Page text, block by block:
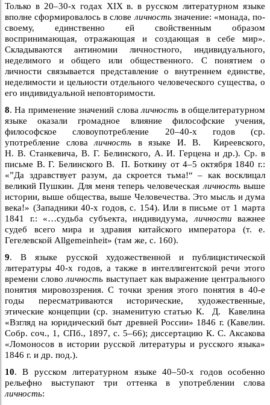
Только в 20–30-х годах XIX в. в русском литературном языке
вполне сформировалось в слове личностьзначение: «монада, по-
своему, единственно ей свойственным образом
воспринимающая, отражающая и создающая в себе мир».
Складываются антиномии личностного, индивидуального,
неделимого и общего или общественного. С понятием о
личности связывается представление о внутреннем единстве,
неделимости и цельности отдельного человеческого существа, о
его индивидуальной неповторимости.
8. На применение значений словаличность в общелитературном
языке оказали громадное влияние философские учения,
философское словоупотребление 20–40-х годов (ср.
употребление слова личность в языке И. В. Киреевского,
Н. В. Станкевича, В. Г. Белинского, А. И. Герцена и др.). Ср. в
письме В. Г. Белинского В. П. Боткину от 4–5 октября 1840 г.:
«”Да здравствует разум, да скроется тьма!“ – как восклицал
великий Пушкин. Для меня теперь человеческая личностьвыше
истории, выше общества, выше Человечества. Это мысль и дума
века!» (Западники 40-х годов, с. 154). Или в письме от 1 марта
1841 г.: «…судьба субъекта, индивидуума, личности важнее
судеб всего мира и здравия китайского императора (т. е.
Гегелевской Allgemeinheit» (там же, с. 160).
9. В языке русской художественной и публицистической
литературы 40-х годов, а также в интеллигентской речи этого
времени словоличность выступает как выражение центрального
понятия мировоззрения. С точки зрения этого понятия в 40-е
годы пересматриваются исторические, художественные,
этические концепции (ср. знаменитую статью К. Д. Кавелина
«Взгляд на юридический быт древней России» 1846 г. (Кавелин.
Собр. соч., 1, СПб., 1897, с. 5–66); диссертацию К. С. Аксакова
«Ломоносов в истории русской литературы и русского языка»
1846 г. и др. под.).
10. В русском литературном языке 40–50-х годов особенно
рельефно выступают три оттенка в употреблении слова
личность: